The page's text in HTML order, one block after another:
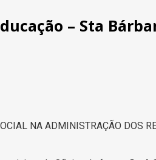
– Sta
NA ADMINISTRAÇÃO DOS